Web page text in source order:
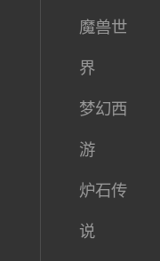
魔兽世
界
梦幻西
游
炉石传
说